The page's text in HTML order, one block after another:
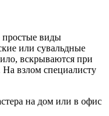
простые виды
или сувальдные
вскрываются при
взлом специалисту